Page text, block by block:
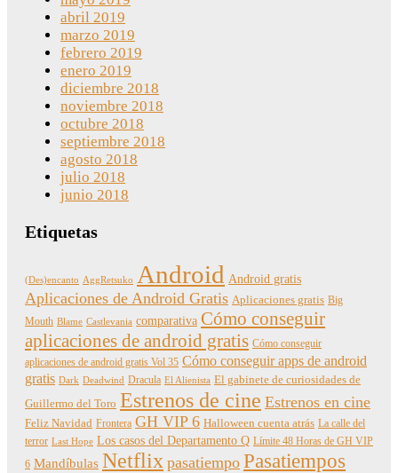
abril 2019
marzo 2019
febrero 2019
enero 2019
diciembre 2018
noviembre 2018
octubre 2018
septiembre 2018
agosto 2018
julio 2018
junio 2018
Etiquetas
(Des)encanto AggRetsuko Android Android gratis
Aplicaciones de Android Gratis Aplicaciones gratis Big
Mouth Blame Castlevania comparativa Cómo conseguir
aplicaciones de android gratis Cómo conseguir
aplicaciones de android gratis Vol 35 Cómo conseguir apps de android
gratis Dark Deadwind Dracula El Alienista El gabinete de curiosidades de
Guillermo del Toro Estrenos de cine Estrenos en cine
Feliz Navidad Frontera GH VIP 6 Halloween cuenta atrás La calle del
terror Last Hope Los casos del Departamento Q Límite 48 Horas de GH VIP
6 Mandíbulas Netflix pasatiempo Pasatiempos